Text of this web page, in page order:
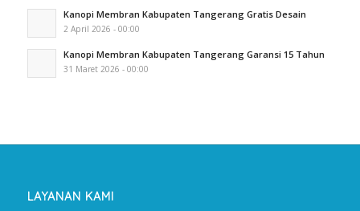
Kanopi Membran Kabupaten Tangerang Gratis Desain
2 April 2026 - 00:00
Kanopi Membran Kabupaten Tangerang Garansi 15 Tahun
31 Maret 2026 - 00:00
LAYANAN KAMI